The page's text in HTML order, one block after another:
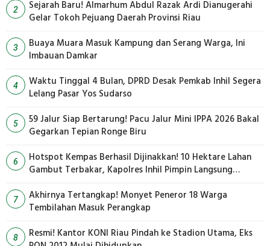
2
Sejarah Baru! Almarhum Abdul Razak Ardi Dianugerahi
Gelar Tokoh Pejuang Daerah Provinsi Riau
3
Buaya Muara Masuk Kampung dan Serang Warga, Ini
Imbauan Damkar
4
Waktu Tinggal 4 Bulan, DPRD Desak Pemkab Inhil Segera
Lelang Pasar Yos Sudarso
5
59 Jalur Siap Bertarung! Pacu Jalur Mini IPPA 2026 Bakal
Gegarkan Tepian Ronge Biru
6
Hotspot Kempas Berhasil Dijinakkan! 10 Hektare Lahan
Gambut Terbakar, Kapolres Inhil Pimpin Langsung
7
Akhirnya Tertangkap! Monyet Peneror 18 Warga
Tembilahan Masuk Perangkap
8
Resmi! Kantor KONI Riau Pindah ke Stadion Utama, Eks